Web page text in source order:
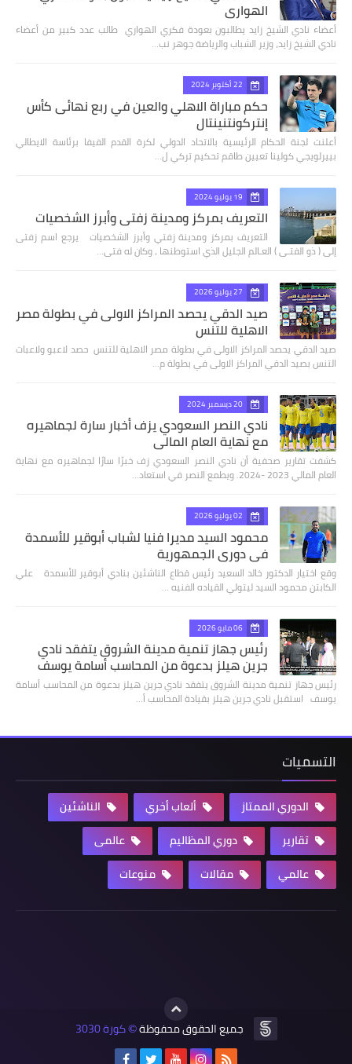
الهواري
أعضاء نادي الشيخ زايد يطالبون بعودة فكري الهواري طالب عدد كبير من أعضاء
نادي الشيخ زايد، وزير الشباب والرياضة جوهر نب…
22 أكتوبر 2024
حكم مباراة الاهلي والعين في ربع نهائى كأس
إنتركونتنينتال
أعلنت لجنة الحكام الرئيسية بالاتحاد الدولي لكرة القدم الفيفا برئاسة الايطالي
بييرلويجي كولينا تعيين طاقم تحكيم تركي ل…
19 يوليو 2024
التعريف بمركز ومدينة زفتي وأبرز الشخصيات
التعريف بمركز ومدينة زفتي وأبرز الشخصيات يرجع اسم زفتى
إلى ( ذو الفتـى ) العـالم الجليل الذي استوطنها ، وكان له فتى…
27 يوليو 2026
صيد الدقي يحصد المراكز الاولى في بطولة مصر
الاهلية للتنس
صيد الدقي يحصد المراكز الاولى في بطولة مصر الاهلية للتنس حصد لاعبو ولاعبات
التنس بصيد الدقي المراكز الاولى في بطولة م…
20 ديسمبر 2024
نادي النصر السعودي يزف أخبار سارة لجماهيره
مع نهاية العام المالي
كشفت تقارير صحفية أن نادي النصر السعودي زف خبرًا سارًا لجماهيره مع نهاية
العام المالي 2023 -2024. ويطمع النصر في استعاد…
02 يوليو 2026
محمود السيد مديرا فنيا لشباب أبوقير للأسمدة
في دوري الجمهورية
وقع اختيار الدكتور خالد السعيد رئيس قطاع الناشئين بنادي أبوقير للأسمدة علي
الكابتن محمود السيد ليتولي القياده الفنيه …
06 مايو 2026
رئيس جهاز تنمية مدينة الشروق يتفقد نادي
جرين هيلز بدعوة من المحاسب أسامة يوسف
رئيس جهاز تنمية مدينة الشروق يتفقد نادي جرين هيلز بدعوة من المحاسب أسامة
يوسف استقبل نادي جرين هيلز بقيادة المحاسب أ…
التسميات
الدوري الممتاز ألعاب أخري
الناشئين
تقارير
دوري المظاليم
عالمى
عالمي
مقالات منوعات
جميع الحقوق محفوظة © كورة 3030